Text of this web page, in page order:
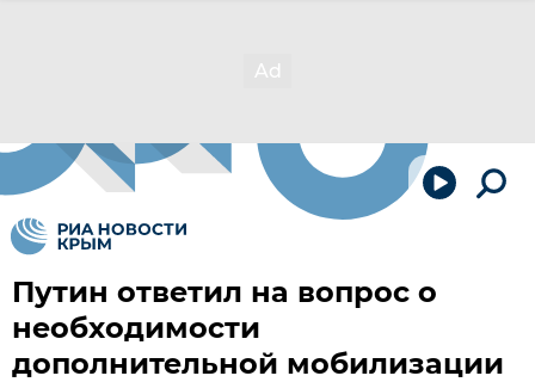
Путин ответил на вопрос о
необходимости
дополнительной мобилизации